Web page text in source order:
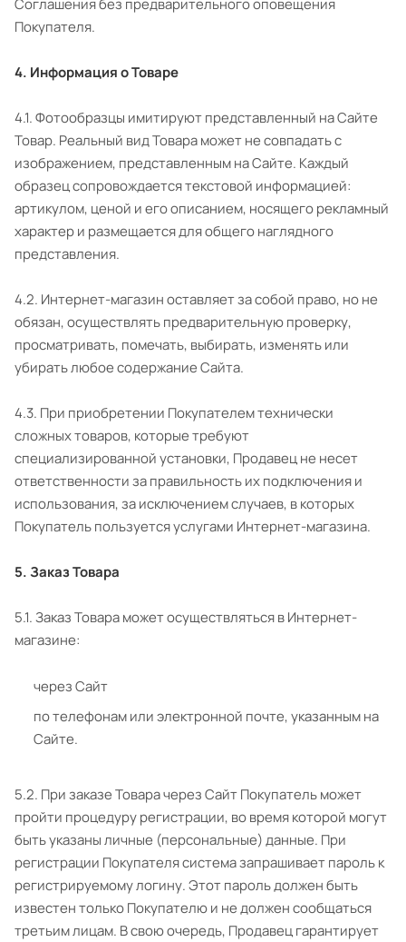
Соглашения без предварительного оповещения
Покупателя.
4. Информация о Товаре
4.1. Фотообразцы имитируют представленный на Сайте
Товар. Реальный вид Товара может не совпадать с
изображением, представленным на Сайте. Каждый
образец сопровождается текстовой информацией:
артикулом, ценой и его описанием, носящего рекламный
характер и размещается для общего наглядного
представления.
4.2. Интернет-магазин оставляет за собой право, но не
обязан, осуществлять предварительную проверку,
просматривать, помечать, выбирать, изменять или
убирать любое содержание Сайта.
4.3. При приобретении Покупателем технически
сложных товаров, которые требуют
специализированной установки, Продавец не несет
ответственности за правильность их подключения и
использования, за исключением случаев, в которых
Покупатель пользуется услугами Интернет-магазина.
5. Заказ Товара
5.1. Заказ Товара может осуществляться в Интернет-
магазине:
через Сайт
по телефонам или электронной почте, указанным на
Сайте.
5.2. При заказе Товара через Сайт Покупатель может
пройти процедуру регистрации, во время которой могут
быть указаны личные (персональные) данные. При
регистрации Покупателя система запрашивает пароль к
регистрируемому логину. Этот пароль должен быть
известен только Покупателю и не должен сообщаться
третьим лицам. В свою очередь, Продавец гарантирует